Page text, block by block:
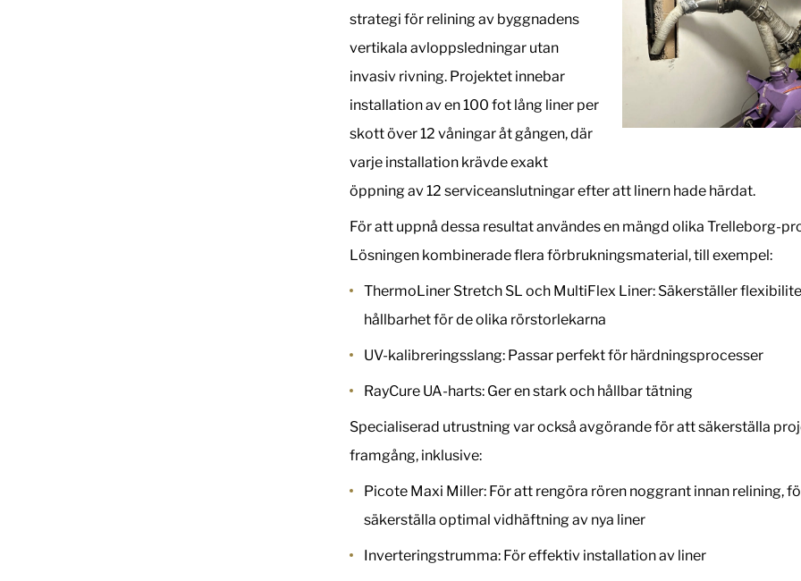
strategi för relining av byggnadens
vertikala avloppsledningar utan
invasiv rivning. Projektet innebar
installation av en 100 fot lång liner per
skott över 12 våningar åt gången, där
varje installation krävde exakt
öppning av 12 serviceanslutningar efter att linern hade härdat.
För att uppnå dessa resultat användes en mängd olika Trelleborg-
Lösningen kombinerade flera förbrukningsmaterial, till exempel:
ThermoLiner Stretch SL och MultiFlex Liner: Säkerställer
hållbarhet för de olika rörstorlekarna
UV-kalibreringsslang: Passar perfekt för härdningsprocesser
RayCure UA-harts: Ger en stark och hållbar tätning
Specialiserad utrustning var också avgörande för att säkerställa
framgång, inklusive:
Picote Maxi Miller: För att rengöra rören noggrant innan relining,
säkerställa optimal vidhäftning av nya liner
Inverteringstrumma: För effektiv installation av liner